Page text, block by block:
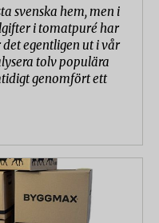
svenska hem, men i
i tomatpuré har
egentligen ut i vår
tolv populära
genomfört ett